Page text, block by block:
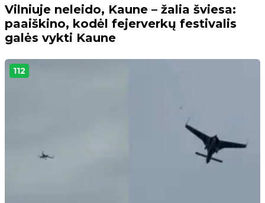
Vilniuje neleido, Kaune – žalia šviesa:
paaiškino, kodėl fejerverkų festivalis
galės vykti Kaune
112